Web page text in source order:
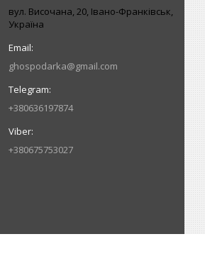
вул. Височана, 20, Івано-Франківськ,
Україна
ghospodarka@gmail.com
+380636197874
+380675753027